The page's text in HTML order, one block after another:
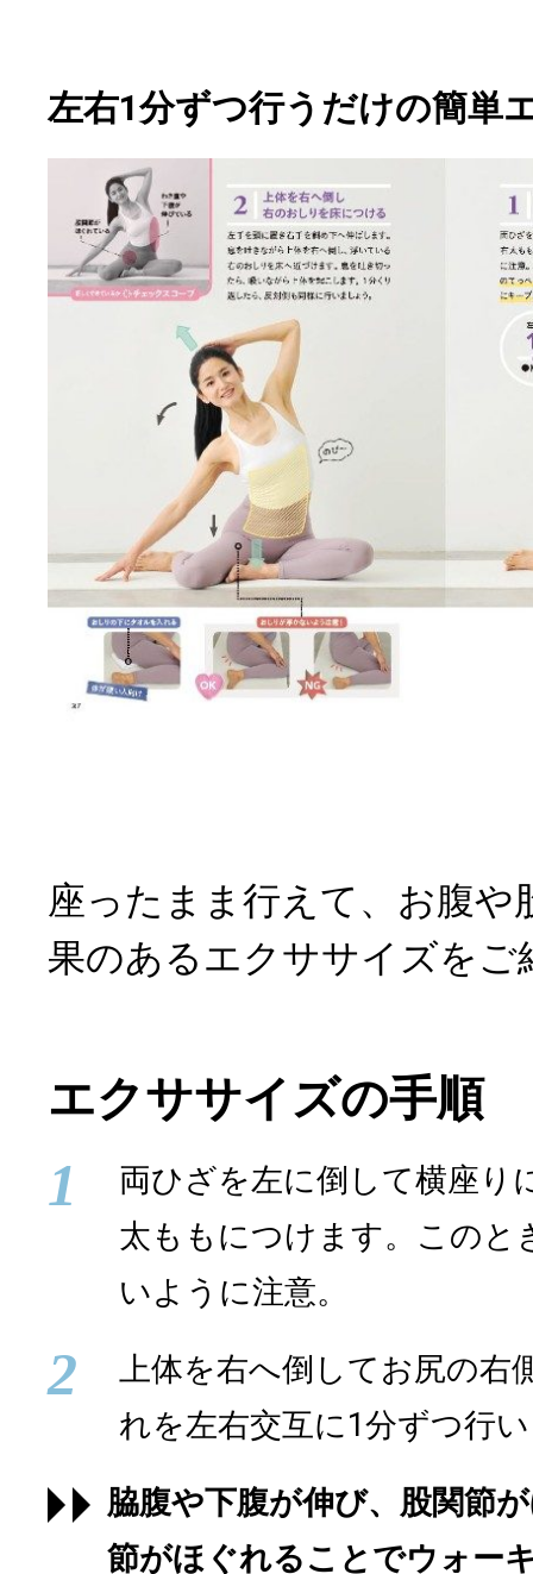
左右1分ずつ行うだけの簡単
座ったまま行えて、お腹や
果のあるエクササイズをご
エクササイズの手順
1
両ひざを左に倒して横座り
太ももにつけます。このと
いように注意。
2
上体を右へ倒してお尻の右
れを左右交互に1分ずつ行
脇腹や下腹が伸び、股関節
節がほぐれることでウォー